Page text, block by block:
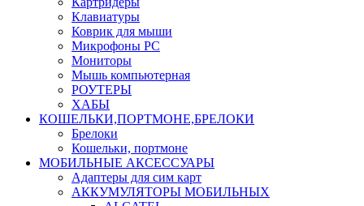
Клавиатуры
Коврик для мыши
Микрофоны PC
Мониторы
Мышь компьютерная
РОУТЕРЫ
ХАБЫ
КОШЕЛЬКИ,ПОРТМОНЕ,БРЕЛОКИ
Брелоки
Кошельки, портмоне
МОБИЛЬНЫЕ АКСЕССУАРЫ
Адаптеры для сим карт
АККУМУЛЯТОРЫ МОБИЛЬНЫХ